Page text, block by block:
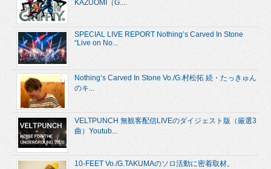
KAZUOMI（G....
SPECIAL LIVE REPORT Nothing’s Carved In Stone
“Live on No...
Nothing’s Carved In Stone Vo./G.村松拓 続・たっきゅん
のキ...
VELTPUNCH 無観客配信LIVEのダイジェスト版（厳選3
曲）Youtub...
10-FEET Vo./G.TAKUMAのソロ活動に密着取材。